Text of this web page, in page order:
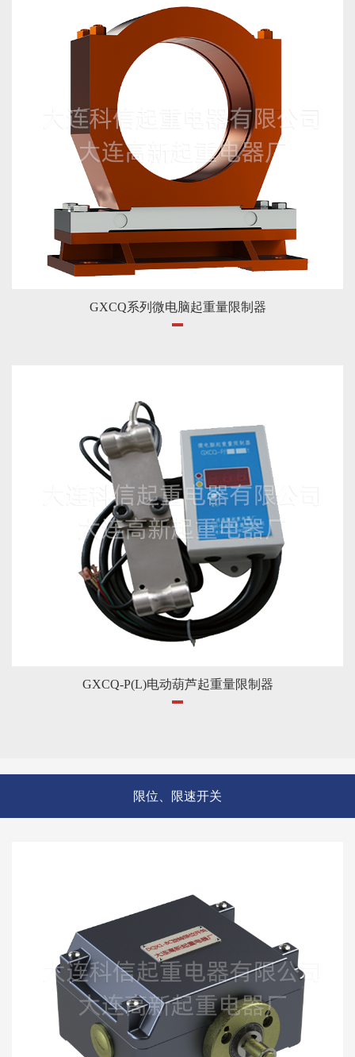
GXCQ系列微电脑起重量限制器
GXCQ-P(L)电动葫芦起重量限制器
限位、限速开关